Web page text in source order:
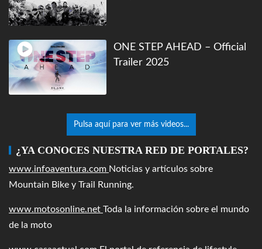
ONE STEP AHEAD – Official
Trailer 2025
Pulsa aquí para ver más videos...
¿YA CONOCES NUESTRA RED DE PORTALES?
www.infoaventura.com Noticias y artículos sobre
Mountain Bike y Trail Running.
www.motosonline.net Toda la información sobre el mundo
de la moto